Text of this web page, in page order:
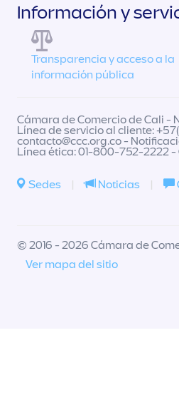
Información y
Transparencia y acceso a la
información pública
Cámara de Comercio de Cali -
Línea de servicio al cliente:
contacto@ccc.org.co-
Línea ética: 01-800-752-2222 -
Sedes | Noticias |
© 2016 - 2026 Cámara de
Ver mapa del sitio